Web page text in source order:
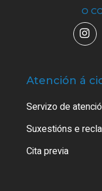
O
Atención á
Servizo de
Suxestións e
Cita previa